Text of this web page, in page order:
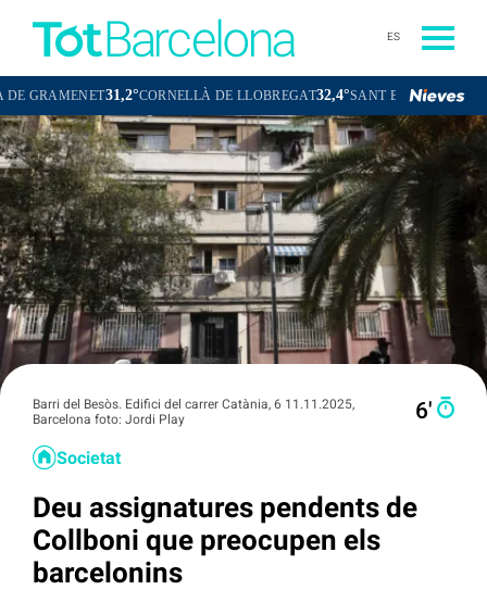
ES
31,2°CORNELLÀ DE LLOBREGAT32,4°SANT BOI DE LLOBREGAT30,9°
Barri del Besòs. Edifici del carrer Catània, 6 11.11.2025,
Barcelona foto: Jordi Play
6′
Societat
Deu assignatures pendents de
Collboni que preocupen els
barcelonins